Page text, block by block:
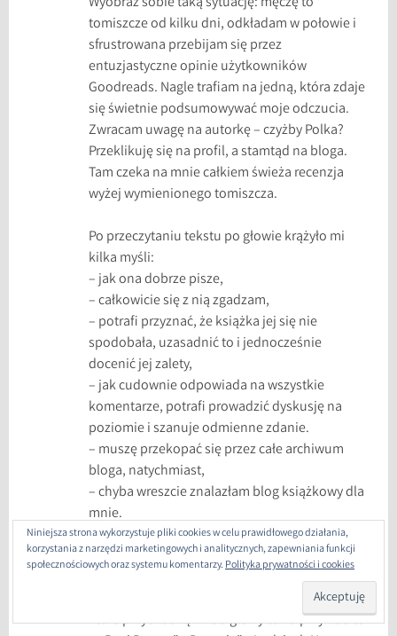
tomiszcze od kilku dni, odkładam w połowie i
sfrustrowana przebijam się przez
entuzjastyczne opinie użytkowników
Goodreads. Nagle trafiam na jedną, która zdaje
się świetnie podsumowywać moje odczucia.
Zwracam uwagę na autorkę – czyżby Polka?
Przeklikuję się na profil, a stamtąd na bloga.
Tam czeka na mnie całkiem świeża recenzja
wyżej wymienionego tomiszcza.
Po przeczytaniu tekstu po głowie krążyło mi
kilka myśli:
– jak ona dobrze pisze,
– całkowicie się z nią zgadzam,
– potrafi przyznać, że książka jej się nie
spodobała, uzasadnić to i jednocześnie
docenić jej zalety,
– jak cudownie odpowiada na wszystkie
komentarze, potrafi prowadzić dyskusję na
poziomie i szanuje odmienne zdanie.
– muszę przekopać się przez całe archiwum
bloga, natychmiast,
– chyba wreszcie znalazłam blog książkowy dla
mnie.
Teraz moja odpowiedź jest chyba nieco bardziej
zrozumiała, prawda? Chociaż świetnych
tekstów jest tu naprawdę mnóstwo (pierwsze,
które przychodzą mi do głowy to na przykład te
Niniejsza strona wykorzystuje pliki cookies w celu prawidłowego działania,
korzystania z narzędzi marketingowych i analitycznych, zapewniania funkcji
społecznościowych oraz systemu komentarzy.Polityka prywatności i cookies